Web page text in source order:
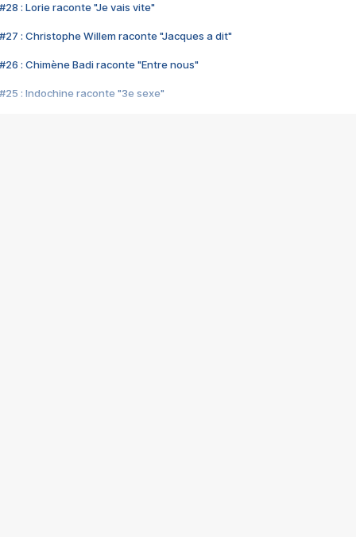
#28 : Lorie raconte "Je vais vite"
#27 : Christophe Willem raconte "Jacques a dit"
#26 : Chimène Badi raconte "Entre nous"
#25 : Indochine raconte "3e sexe"